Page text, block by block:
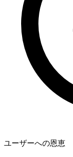
ユーザーへの恩恵